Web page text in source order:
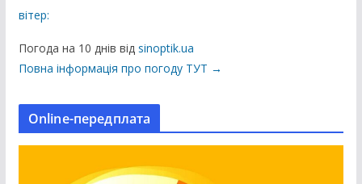
ц
вітер:
Погода на 10 днів від sinoptik.ua
Повна інформація про погоду ТУТ →
Online-передплата